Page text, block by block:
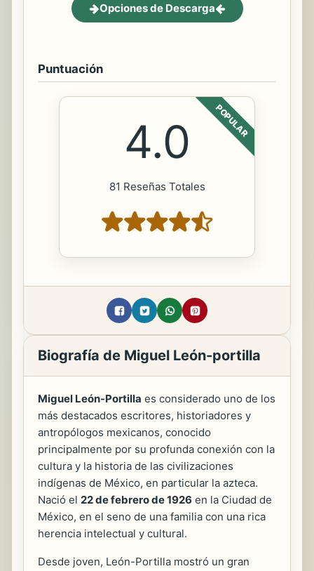
Opciones de Descarga
Puntuación
POPULAR
4.0
81 Reseñas Totales
Biografía de Miguel León-portilla
Miguel León-Portilla es considerado uno de los
más destacados escritores, historiadores y
antropólogos mexicanos, conocido
principalmente por su profunda conexión con la
cultura y la historia de las civilizaciones
indígenas de México, en particular la azteca.
Nació el 22 de febrero de 1926 en la Ciudad de
México, en el seno de una familia con una rica
herencia intelectual y cultural.
Desde joven, León-Portilla mostró un gran